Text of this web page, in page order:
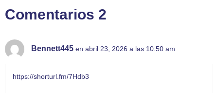
las
entradas
Comentarios 2
Bennett445 en abril 23, 2026 a las 10:50 am
https://shorturl.fm/7Hdb3